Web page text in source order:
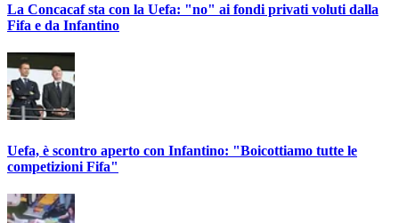
La Concacaf sta con la Uefa: "no" ai fondi privati voluti dalla
Fifa e da Infantino
Uefa, è scontro aperto con Infantino: "Boicottiamo tutte le
competizioni Fifa"